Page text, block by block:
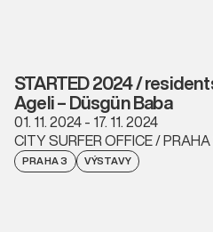
STARTED 2024 /
Ageli – Düsgün Baba
01. 11. 2024 - 17. 11. 2024
CITY SURFER OFFICE /
PRAHA 3 VÝSTAVY